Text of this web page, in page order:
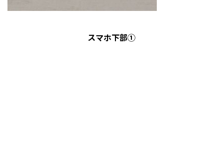
スマホ下部①